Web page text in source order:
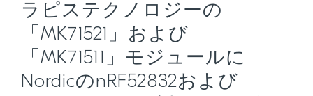
ラピステクノロジーの
「MK71521」および
「MK71511」モジュールに
NordicのnRF52832および